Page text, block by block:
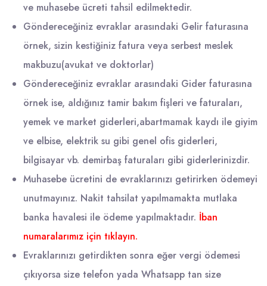
ve muhasebe ücreti tahsil edilmektedir.
Göndereceğiniz evraklar arasındaki Gelir faturasına
örnek, sizin kestiğiniz fatura veya serbest meslek
makbuzu(avukat ve doktorlar)
Göndereceğiniz evraklar arasındaki Gider faturasına
örnek ise, aldığınız tamir bakım fişleri ve faturaları,
yemek ve market giderleri,abartmamak kaydı ile giyim
ve elbise, elektrik su gibi genel ofis giderleri,
bilgisayar vb. demirbaş faturaları gibi giderlerinizdir.
Muhasebe ücretini de evraklarınızı getirirken ödemeyi
unutmayınız. Nakit tahsilat yapılmamakta mutlaka
banka havalesi ile ödeme yapılmaktadır. İban
numaralarımız için tıklayın.
Evraklarınızı getirdikten sonra eğer vergi ödemesi
çıkıyorsa size telefon yada Whatsapp tan size